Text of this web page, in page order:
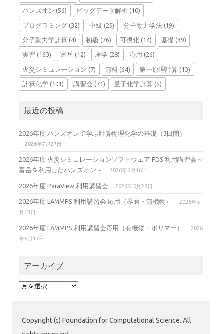
ハンズオン (56) ビッグデータ解析(10)
プログラミング (32) 中級 (25) 分子動力学法 (19)
分子動力学計算 (4) 初級 (76) 可視化 (14) 基礎 (39)
実習 (163) 富岳(12) 座学 (28) 応用 (26)
火災シミュレーション (7) 無料(64) 第一原理計算 (13)
計算化学 (101) 講習会 (71) 量子化学計算 (5)
最近の投稿
2026年度 ハンズオンで学ぶ計算物理化学の基礎（3日間）
2026年7月27日
2026年度 火災シミュレーションソフトウェア FDS 利用講習会～
富岳を利用したハンズオン～
2026年6月16日
2026年度 ParaView 利用講習会 2026年5月26日
2026年度 LAMMPS 利用講習会 応用（界面・無機物）
2026年5
月13日
2026年度 LAMMPS 利用講習会応用（有機物・ポリマー）
2026
年5月13日
アーカイブ
ア
ブ
Copyright (c) Foundation for Computational Science. All